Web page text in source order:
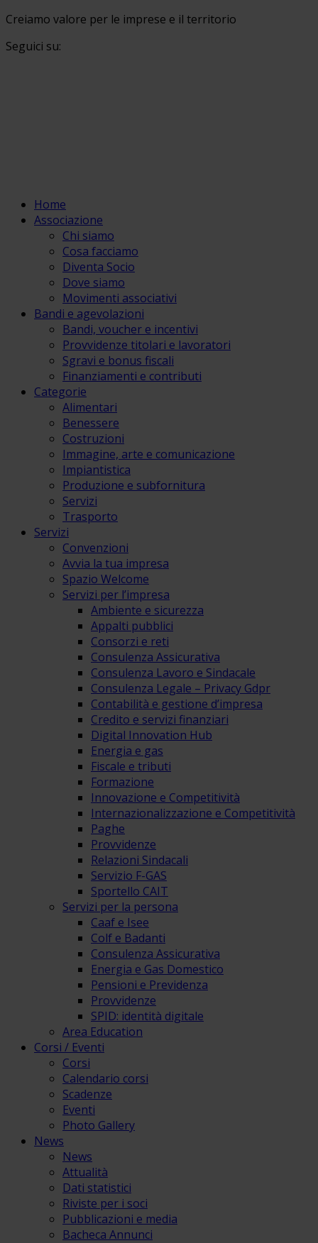
Creiamo valore per le imprese e il territorio
Seguici su:
Home
Associazione
Chi siamo
Cosa facciamo
Diventa Socio
Dove siamo
Movimenti associativi
Bandi e agevolazioni
Bandi, voucher e incentivi
Provvidenze titolari e lavoratori
Sgravi e bonus fiscali
Finanziamenti e contributi
Categorie
Alimentari
Benessere
Costruzioni
Immagine, arte e comunicazione
Impiantistica
Produzione e subfornitura
Servizi
Trasporto
Servizi
Convenzioni
Avvia la tua impresa
Spazio Welcome
Servizi per l’impresa
Ambiente e sicurezza
Appalti pubblici
Consorzi e reti
Consulenza Assicurativa
Consulenza Lavoro e Sindacale
Consulenza Legale – Privacy Gdpr
Contabilità e gestione d’impresa
Credito e servizi finanziari
Digital Innovation Hub
Energia e gas
Fiscale e tributi
Formazione
Innovazione e Competitività
Internazionalizzazione e Competitività
Paghe
Provvidenze
Relazioni Sindacali
Servizio F-GAS
Sportello CAIT
Servizi per la persona
Caaf e Isee
Colf e Badanti
Consulenza Assicurativa
Energia e Gas Domestico
Pensioni e Previdenza
Provvidenze
SPID: identità digitale
Area Education
Corsi / Eventi
Corsi
Calendario corsi
Scadenze
Eventi
Photo Gallery
News
News
Attualità
Dati statistici
Riviste per i soci
Pubblicazioni e media
Bacheca Annunci